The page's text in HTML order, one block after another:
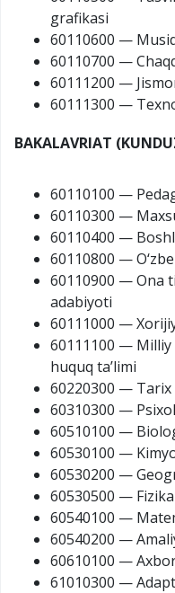
grafikasi
60110600 —
60110700 —
60111200 —
60111300 —
BAKALAVRIAT
60110100 —
60110300 —
60110400 —
60110800 —
60110900 — Ona
adabiyoti
60111000 —
60111100 — Milliy
huquq ta’limi
60220300 — Tarix
60310300 —
60510100 —
60530100 —
60530200 —
60530500 — Fizika
60540100 —
60540200 —
60610100 —
61010300 —